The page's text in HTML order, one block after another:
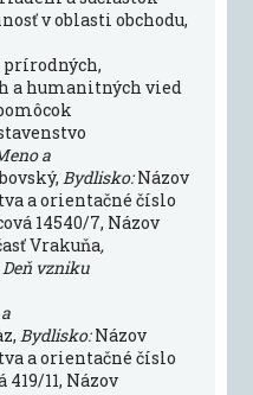
v oblasti obchodu,
prírodných,
a humanitných vied
a
Bydlisko:Názov
a orientačné číslo
14540/7, Názov
Vrakuňa,
Deň vzniku
Bydlisko:Názov
a orientačné číslo
11, Názov